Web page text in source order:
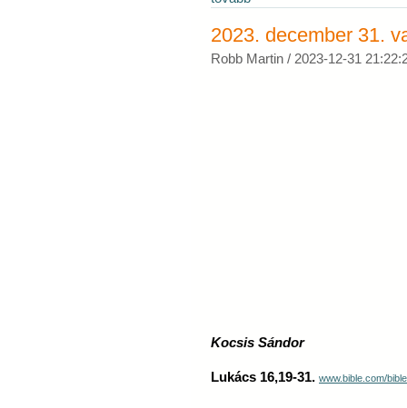
2023. december 31.
Robb Martin / 2023-12-31
Kocsis Sándor
Lukács 16,19-31. www.bible.com/